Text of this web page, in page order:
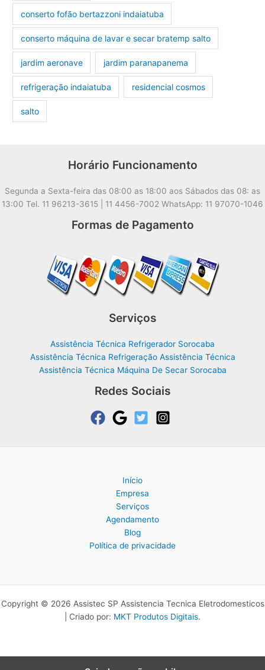
conserto fofão bertazzoni indaiatuba
conserto máquina de lavar e secar bratemp salto
jardim aeronave jardim paranapanema
refrigeração indaiatuba residencial cosmos
salto
Horário Funcionamento
Segunda a Sexta-feira das 08:00 as 18:00 aos Sábados das 08: as
13:00 Tel. 11 96213-3615 | 11 4456-7002 WhatsApp: 11 97070-1046
Formas de Pagamento
Serviços
Assistência Técnica Refrigerador Sorocaba
Assistência Técnica Refrigeração Assistência Técnica
Assistência Técnica Máquina De Secar Sorocaba
Redes Sociais
Início
Empresa
Serviços
Agendamento
Blog
Política de privacidade
Copyright © 2026 Assistec SP Assistencia Tecnica Eletrodomesticos
| Criado por: MKT Produtos Digitais.